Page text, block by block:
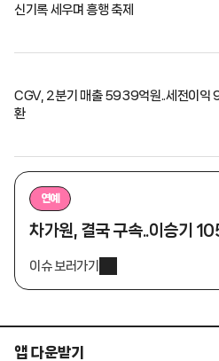
신기록 세우며 흥행 축제
CGV, 2분기 매출 5939억원..세전이익
환
연예
차가원, 결국 구속..이승기
이슈 보러가기
앱 다운받기